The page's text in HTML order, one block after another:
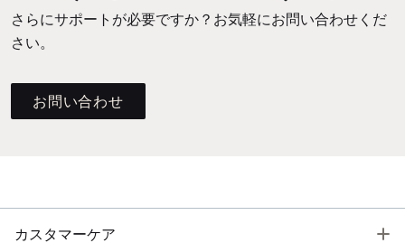
さらにサポートが必要ですか？お気軽にお問い合わせくだ
さい。
お問い合わせ
カスタマーケア